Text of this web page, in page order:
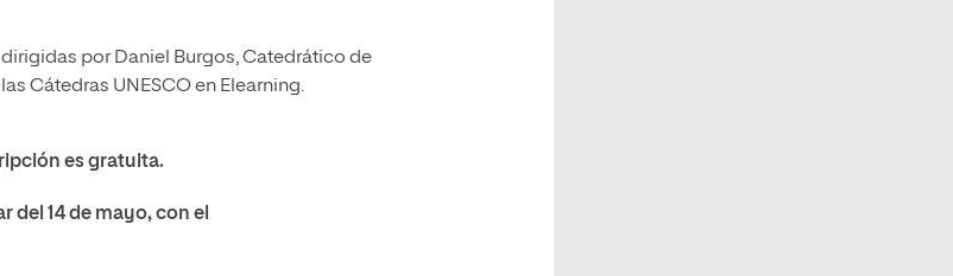
por Daniel Burgos, Catedrático de
Cátedras UNESCO en Elearning.
es gratuita.
del 14 de mayo, con el